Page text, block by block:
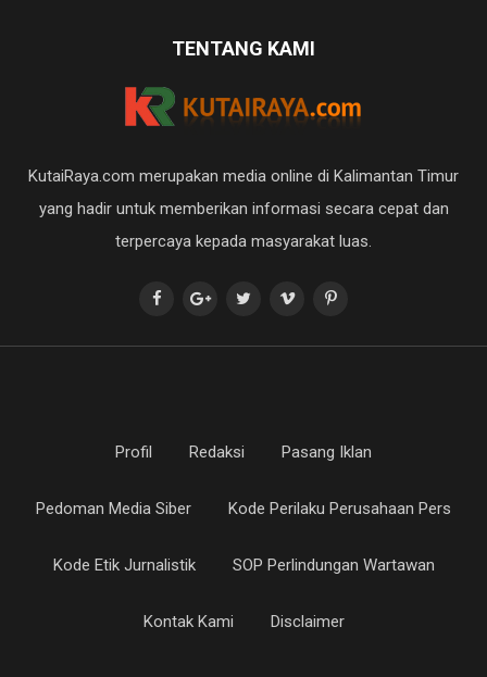
TENTANG KAMI
KutaiRaya.com merupakan media online di Kalimantan Timur
yang hadir untuk memberikan informasi secara cepat dan
terpercaya kepada masyarakat luas.
Profil Redaksi Pasang Iklan
Pedoman Media Siber Kode Perilaku Perusahaan Pers
Kode Etik Jurnalistik SOP Perlindungan Wartawan
Kontak Kami Disclaimer